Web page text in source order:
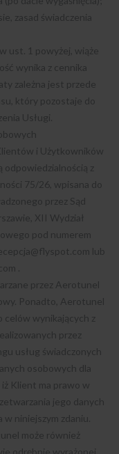
zasad świadczenia
ust. 1 powyżej, wiąże
wynika z cennika
zależna jest przede
który pozostaje do
Usługi.
i Użytkowników
odpowiedzialnością z
75/26, wpisana do
przez Sąd
XII Wydział
pod numerem
lub
przez Aerotunel
Ponadto, Aerotunel
celów wynikających z
przez
usług świadczonych
osobowych dla
Klient ma prawo w
jego danych
niniejszym zdaniu.
może również
odrębnie wyrażonej